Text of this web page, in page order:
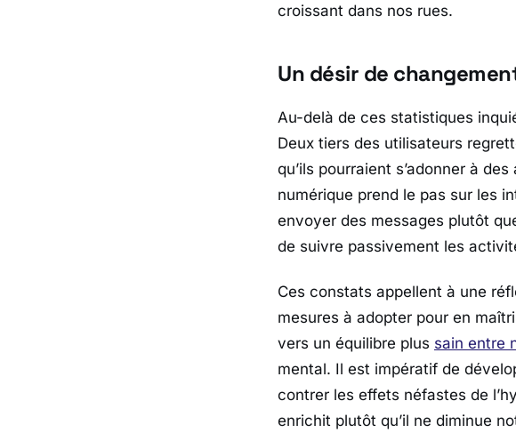
croissant dans nos rues.
Un désir de
Au-delà de ces statistiques
Deux tiers des utilisateurs
qu’ils pourraient s’adonner à
numérique prend le pas sur les
envoyer des messages plutôt
de suivre passivement les
Ces constats appellent à une
mesures à adopter pour en
vers un équilibre plus sain entre
mental. Il est impératif de
contrer les effets néfastes de
enrichit plutôt qu’il ne diminue